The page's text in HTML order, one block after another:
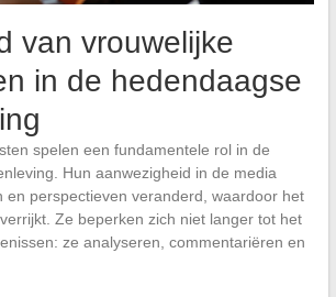
van vrouwelijke
in de hedendaagse
spelen een fundamentele rol in de
Hun aanwezigheid in de media
en perspectieven veranderd, waardoor het
Ze beperken zich niet langer tot het
ze analyseren, commentariëren en